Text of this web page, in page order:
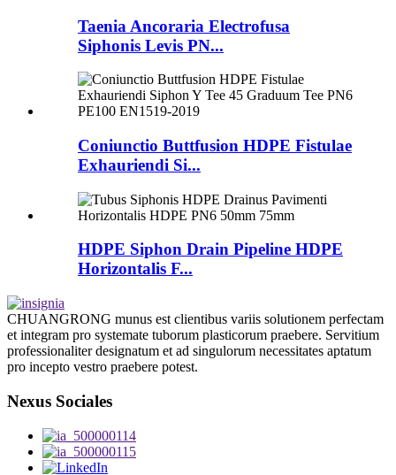
Taenia Ancoraria Electrofusa
Siphonis Levis PN...
Coniunctio Buttfusion HDPE Fistulae
Exhauriendi Si...
HDPE Siphon Drain Pipeline HDPE
Horizontalis F...
CHUANGRONG munus est clientibus variis solutionem perfectam
et integram pro systemate tuborum plasticorum praebere. Servitium
professionaliter designatum et ad singulorum necessitates aptatum
pro incepto vestro praebere potest.
Nexus Sociales